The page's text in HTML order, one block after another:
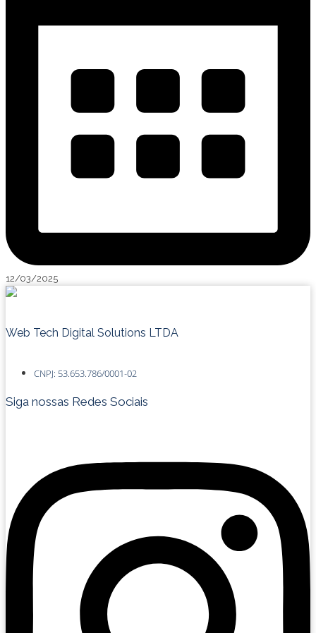
12/03/2025
Web Tech Digital Solutions LTDA
CNPJ: 53.653.786/0001-02
Siga nossas Redes Sociais